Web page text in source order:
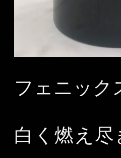
フェニック
白く燃え